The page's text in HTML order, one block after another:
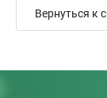
Вернуться к